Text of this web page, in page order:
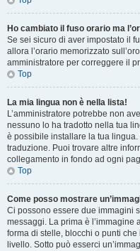
Ho cambiato il fuso orario ma
Se sei sicuro di aver impostato il
allora l’orario memorizzato
amministratore per correggere il
Top
La mia lingua non è nella lista!
L’amministratore potrebbe non
nessuno lo ha tradotto nella tua
è possibile installare la tua
traduzione. Puoi trovare altre
collegamento in fondo ad ogni
Top
Come posso mostrare
Ci possono essere due immagini
messaggi. La prima è
forma di stelle, blocchi o punti
livello. Sotto può esserci